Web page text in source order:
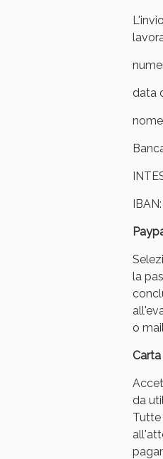
data
la
o
da
Tutte